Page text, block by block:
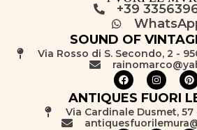
+39
SOUND OF
Via Rosso di S. Secondo, 2 -
ANTIQUES FUORI
Via Cardinale Dusmet, 57